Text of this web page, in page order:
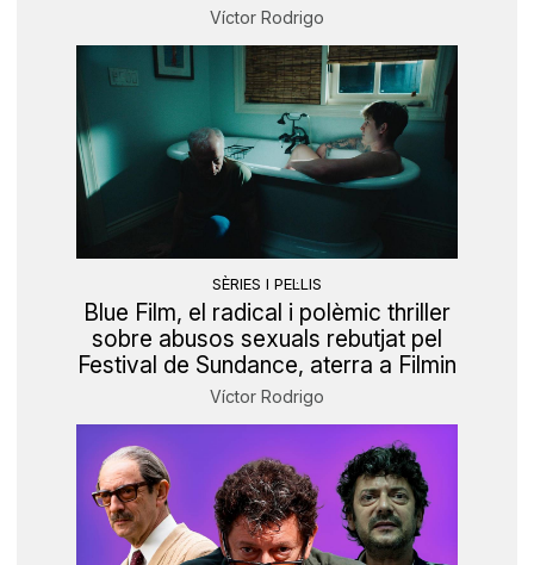
Víctor Rodrigo
SÈRIES I PEL·LIS
Blue Film, el radical i polèmic thriller
sobre abusos sexuals rebutjat pel
Festival de Sundance, aterra a Filmin
Víctor Rodrigo